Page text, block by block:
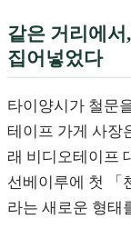
같은 거리에
집어넣었다
타이양시가 철문
테이프 가게 사장
래 비디오테이프
선베이루에 첫 「
라는 새로운 형태